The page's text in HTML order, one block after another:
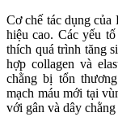
Cơ chế tác dụng của
hiệu cao. Các yếu
thích quá trình tăng
hợp collagen và
chằng bị tổn
mạch máu mới tại
với gân và dây